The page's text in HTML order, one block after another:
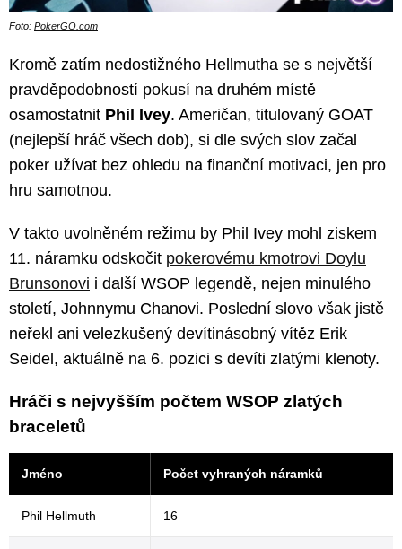
Foto: PokerGO.com
Kromě zatím nedostižného Hellmutha se s největší
pravděpodobností pokusí na druhém místě
osamostatnit Phil Ivey. Američan, titulovaný GOAT
(nejlepší hráč všech dob), si dle svých slov začal
poker užívat bez ohledu na finanční motivaci, jen pro
hru samotnou.
V takto uvolněném režimu by Phil Ivey mohl ziskem
11. náramku odskočit pokerovému kmotrovi Doylu
Brunsonovi i další WSOP legendě, nejen minulého
století, Johnnymu Chanovi. Poslední slovo však jistě
neřekl ani velezkušený devítinásobný vítěz Erik
Seidel, aktuálně na 6. pozici s devíti zlatými klenoty.
Hráči s nejvyšším počtem WSOP zlatých
braceletů
Jméno Počet vyhraných náramků
Phil Hellmuth 16